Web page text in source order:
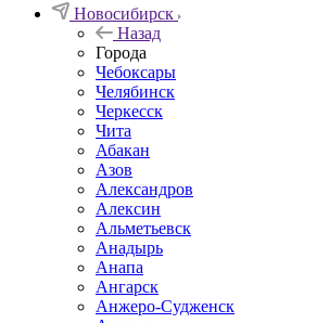
Новосибирск
Назад
Города
Чебоксары
Челябинск
Черкесск
Чита
Абакан
Азов
Александров
Алексин
Альметьевск
Анадырь
Анапа
Ангарск
Анжеро-Судженск